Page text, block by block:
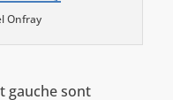
Onfray
gauche sont